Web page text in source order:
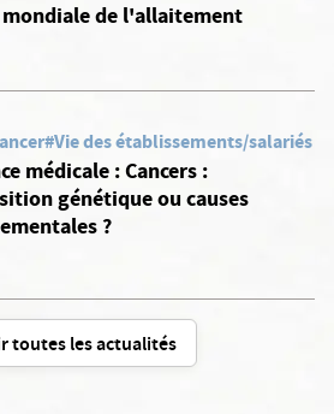
mondiale de l'allaitement
#Vie des établissements/salariés
médicale : Cancers :
génétique ou causes
?
toutes les actualités